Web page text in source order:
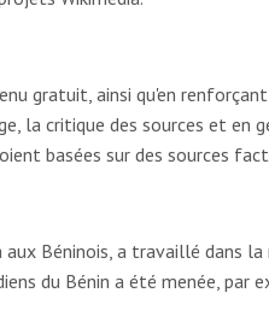
gratuit, ainsi qu'en
la critique des sources et en
basées sur des sources
Béninois, a travaillé dans la
du Bénin a été menée, par